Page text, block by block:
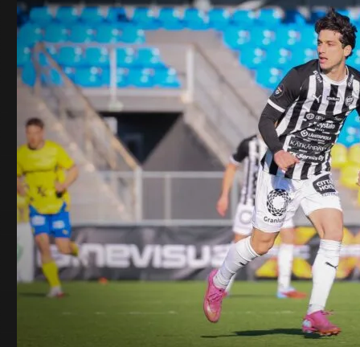
ehdottomasti TPS:n keskikentän pallotaituriDaniel
Rantanen, jonka potkutekniikka on todellista taidetta.
Seiskapaitaa kantavan Rantasen kaukovedot, vaparit,
kulmapotkut ja oivaltavat syötöt ovat Tepsille
merkittävä ase alkavalla kaudella.
Keskikentän luottosotureihin kuuluu seuran oma
kasvatti
Jesper Karlsson
, jonka valmennusjohto voi
heittää kentälle tilanteessa kuin tilanteessa.
Päävalmentaja Jonatan Johansson ja urheilujohtaja
Mika Laurikainen
ovat povanneet Karlssonista yhtä
kauden läpimurtopelaajaa. Karlssonin lisäksi Tepsin
lahjakkaisiin omiin kasvatteihin lukeutuu
keskikenttäpelaajaSanteri Pohjolainen. Kokeneet
maajoukkueratsut Hämäläinen ja Annan pystyvät
varmasti auttamaan nuoria keskikenttämiehiä
ottamaan seuraavat kehitysaskeleet.
Yksi kiehtovimmista tarinoista TPS:n joukkueessa